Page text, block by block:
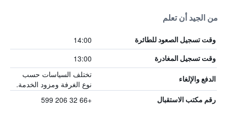
من الجيد أن تعلم
وقت تسجيل الصعود للطائرة 14:00
وقت تسجيل المغادرة 13:00
الدفع والإلغاء
تختلف السياسات حسب
نوع الغرفة ومزود الخدمة.
رقم مكتب الاستقبال +66 32 206 599